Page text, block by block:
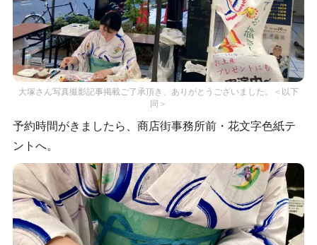
大塚さん写真撮影記事掲載ご了承頂き、ありがとうございました。＜以下
同＞
予約時間がきましたら、商店街事務所前・花文字色紙テ
ントへ。